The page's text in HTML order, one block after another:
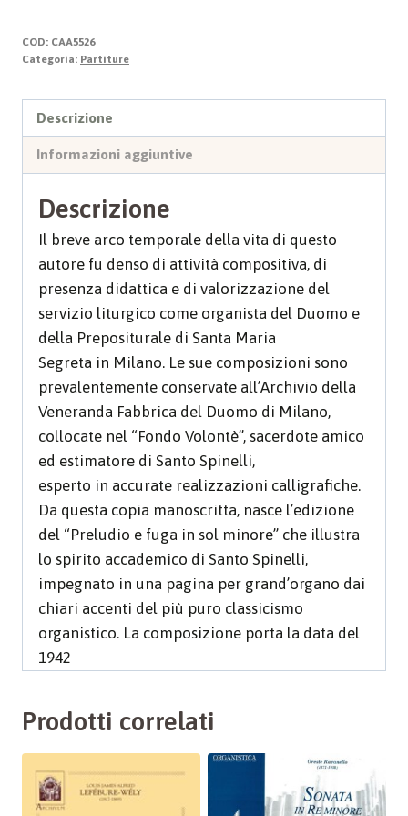
quantità
COD: CAA5526
Categoria: Partiture
Descrizione
Informazioni aggiuntive
Descrizione
Il breve arco temporale della vita di questo
autore fu denso di attività compositiva, di
presenza didattica e di valorizzazione del
servizio liturgico come organista del Duomo e
della Prepositurale di Santa Maria
Segreta in Milano. Le sue composizioni sono
prevalentemente conservate all’Archivio della
Veneranda Fabbrica del Duomo di Milano,
collocate nel “Fondo Volontè”, sacerdote amico
ed estimatore di Santo Spinelli,
esperto in accurate realizzazioni calligrafiche.
Da questa copia manoscritta, nasce l’edizione
del “Preludio e fuga in sol minore” che illustra
lo spirito accademico di Santo Spinelli,
impegnato in una pagina per grand’organo dai
chiari accenti del più puro classicismo
organistico. La composizione porta la data del
1942
Prodotti correlati